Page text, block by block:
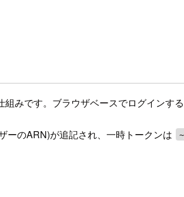
みです。ブラウザベースでログインす
ーのARN)が追記され、一時トークンは